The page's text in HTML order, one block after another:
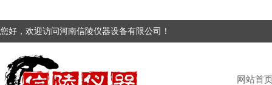
您好，欢迎访问河南信陵仪器设备有限公司！
网站首